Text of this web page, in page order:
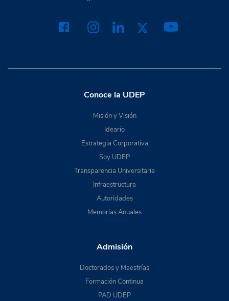
Conoce la UDEP
Misión y Visión
Ideario
Estrategia Corporativa
Soy UDEP
Transparencia Universitaria
Infraestructura
Autoridades
Memorias Anuales
Admisión
Doctorados y Maestrías
Formación Continua
PAD UDEP